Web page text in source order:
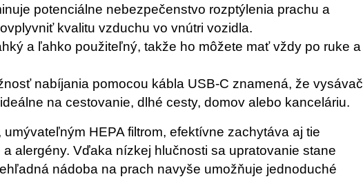
potenciálne nebezpečenstvo rozptýlenia prachu a
kvalitu vzduchu vo vnútri vozidla.
a ľahko použiteľný, takže ho môžete mať vždy po ruke a
nabíjania pomocou kábla USB-C znamená, že vysávač
na cestovanie, dlhé cesty, domov alebo kanceláriu.
HEPA filtrom, efektívne zachytáva aj tie
alergény. Vďaka nízkej hlučnosti sa upratovanie stane
nádoba na prach navyše umožňuje jednoduché